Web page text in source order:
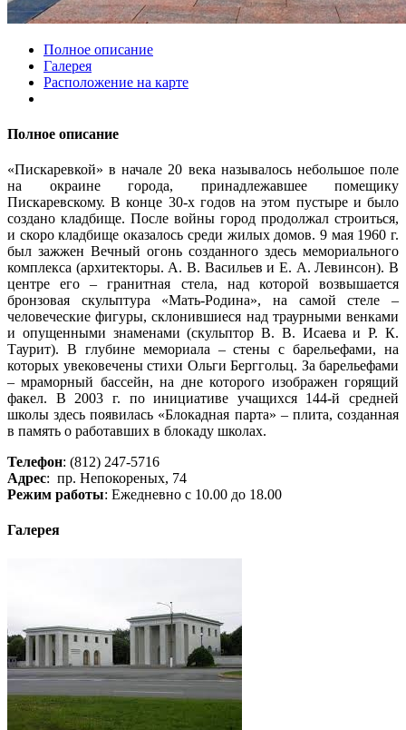
Полное описание
Галерея
Расположение на карте
Полное описание
«Пискаревкой» в начале 20 века называлось небольшое поле
на окраине города, принадлежавшее помещику
Пискаревскому. В конце 30-х годов на этом пустыре и было
создано кладбище. После войны город продолжал строиться,
и скоро кладбище оказалось среди жилых домов. 9 мая 1960 г.
был зажжен Вечный огонь созданного здесь мемориального
комплекса (архитекторы. А. В. Васильев и Е. А. Левинсон). В
центре его – гранитная стела, над которой возвышается
бронзовая скульптура «Мать-Родина», на самой стеле –
человеческие фигуры, склонившиеся над траурными венками
и опущенными знаменами (скульптор В. В. Исаева и Р. К.
Таурит). В глубине мемориала – стены с барельефами, на
которых увековечены стихи Ольги Берггольц. За барельефами
– мраморный бассейн, на дне которого изображен горящий
факел. В 2003 г. по инициативе учащихся 144-й средней
школы здесь появилась «Блокадная парта» – плита, созданная
в память о работавших в блокаду школах.
Телефон: (812) 247-5716
Адрес: пр. Непокореных, 74
Режим работы: Ежедневно с 10.00 до 18.00
Галерея